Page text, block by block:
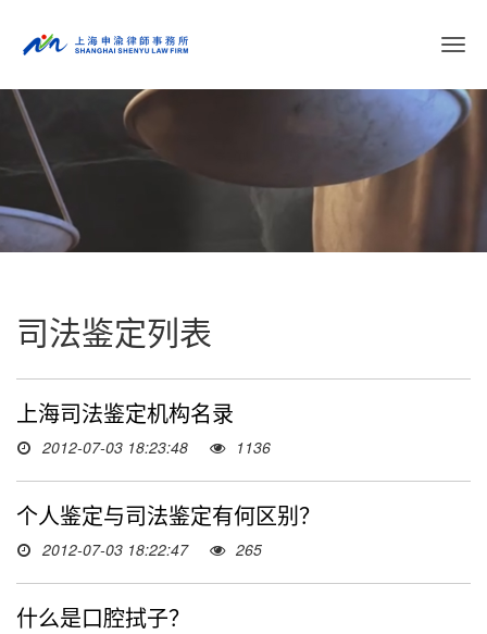
切
导
航
司法鉴定列表
上海司法鉴定机构名录
2012-07-03 18:23:48 1136
个人鉴定与司法鉴定有何区别？
2012-07-03 18:22:47 265
什么是口腔拭子？